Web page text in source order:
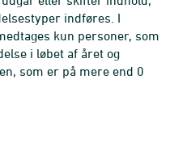
indføres. I
kun personer, som
i løbet af året og
som er på mere end 0